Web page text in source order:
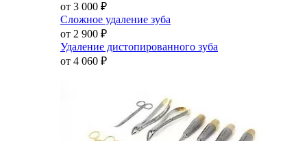
от 3 000 ₽
Сложное удаление зуба
от 2 900 ₽
Удаление дистопированного зуба
от 4 060 ₽